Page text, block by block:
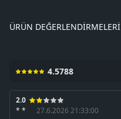
ÜRÜN DEĞERLENDIRMELERI
4.5788
2.0
* *
27.6.2026 21:33:00